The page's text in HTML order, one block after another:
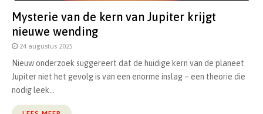
Mysterie van de kern van Jupiter krijgt
nieuwe wending
24 augustus 2025
Nieuw onderzoek suggereert dat de huidige kern van de planeet
Jupiter niet het gevolg is van een enorme inslag – een theorie die
nodig leek...